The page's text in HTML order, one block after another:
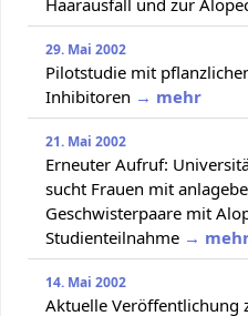
29. Mai 2002
Pilotstudie mit
Inhibitoren → mehr
21. Mai 2002
Erneuter Aufruf:
sucht Frauen mit
Geschwisterpaare mit
Studienteilnahme →
14. Mai 2002
Aktuelle Veröffentlichung